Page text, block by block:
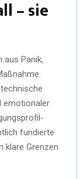
– sie
aus Panik,
emotionaler
fundierte
klare Grenzen